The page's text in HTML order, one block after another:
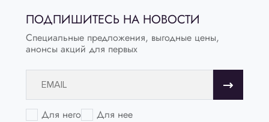
ПОДПИШИТЕСЬ НА НОВОСТИ
Специальные предложения, выгодные цены,
анонсы акций для первых
Для него Для нее